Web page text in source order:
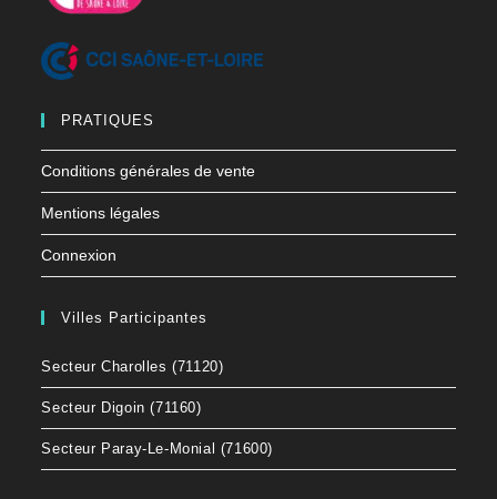
PRATIQUES
Conditions générales de vente
Mentions légales
Connexion
Villes Participantes
Secteur Charolles (71120)
Secteur Digoin (71160)
Secteur Paray-Le-Monial (71600)